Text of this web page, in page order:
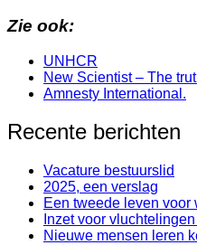
Zie ook:
UNHCR
New Scientist – The
Amnesty International.
Recente berichten
Vacature bestuurslid
2025, een verslag
Een tweede leven voor
Inzet voor
Nieuwe mensen leren